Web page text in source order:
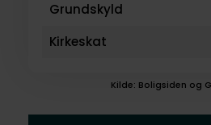
Grundskyld
Kirkeskat
Kilde: Boligsiden og